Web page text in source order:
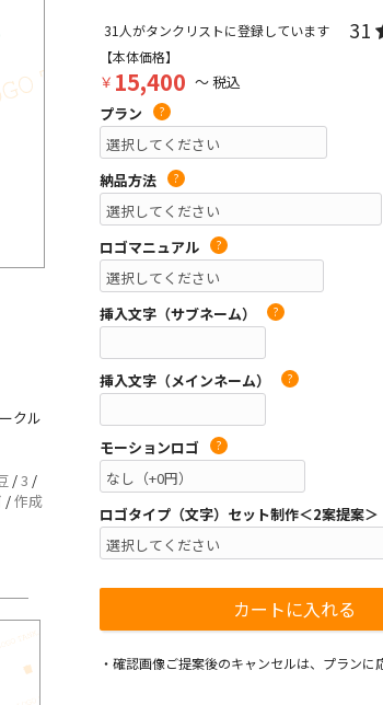
クル
/3 /
/作成
31 人がタンクリストに登録しています 31
【本体価格】
￥ 15,400 ～ 税込
プラン
?
納品方法 ?
ロゴマニュアル ?
挿入文字（サブネーム） ?
挿入文字（メインネーム） ?
モーションロゴ ?
ロゴタイプ（文字）セット制作＜2案提案＞
・確認画像ご提案後のキャンセルは、プランに